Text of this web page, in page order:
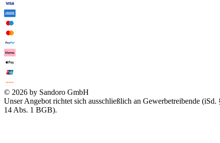
© 2026 by Sandoro GmbH
Unser Angebot richtet sich ausschließlich an Gewerbetreibende (iSd.
14 Abs. 1 BGB).